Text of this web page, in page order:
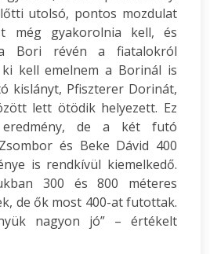
utolsó, pontos mozdulat
még gyakorolnia kell, és
Bori révén a fiatalokról
kell emelnem a Borinál is
kislányt, Pfiszterer Dorinát,
lett ötödik helyezett. Ez
eredmény, de a két futó
és Beke Dávid 400
is rendkívül kiemelkedő.
300 és 800 méteres
de ők most 400-at futottak.
nagyon jó” – értékelt